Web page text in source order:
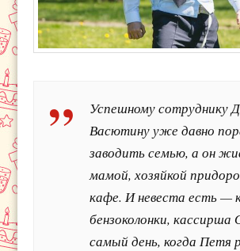
Успешному сотруднику
Васютину уже давно
заводить семью, а он
мамой, хозяйкой
кафе. И невеста есть —
бензоколонки,
самый день, когда Петя